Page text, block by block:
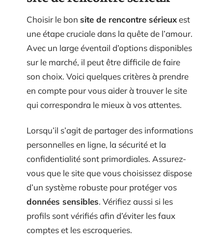
Choisir le bon site de rencontre sérieuxest
une étape cruciale dans la quête de l’amour.
Avec un large éventail d’options disponibles
sur le marché, il peut être difficile de faire
son choix. Voici quelques critères à prendre
en compte pour vous aider à trouver le site
qui correspondra le mieux à vos attentes.
Lorsqu’il s’agit de partager des informations
personnelles en ligne, la sécurité et la
confidentialité sont primordiales. Assurez-
vous que le site que vous choisissez dispose
d’un système robuste pour protéger vos
données sensibles. Vérifiez aussi si les
profils sont vérifiés afin d’éviter les faux
comptes et les escroqueries.